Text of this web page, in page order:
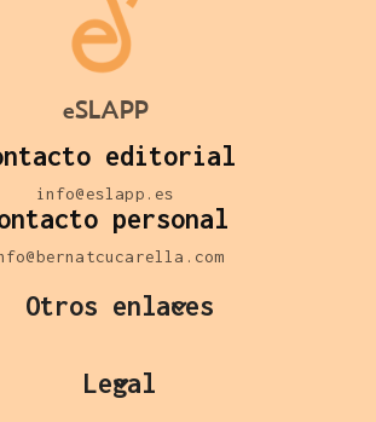
eSLAPP
editorial
info@eslapp.es
personal
Otros enlaces
Legal